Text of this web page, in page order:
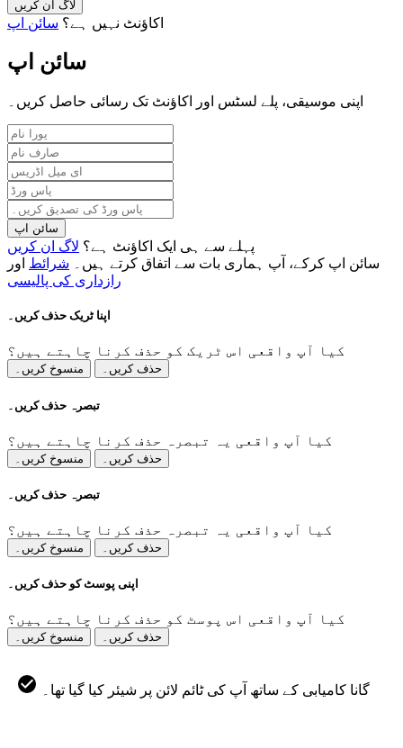
لاگ ان کریں
اکاؤنٹ نہیں ہے؟ سائن اپ
سائن اپ
اپنی موسیقی، پلے لسٹس اور اکاؤنٹ تک رسائی حاصل کریں۔
سائن اپ
پہلے سے ہی ایک اکاؤنٹ ہے؟ لاگ ان کریں
سائن اپ کرکے، آپ ہماری بات سے اتفاق کرتے ہیں۔
شرائط اور
رازداری کی پالیسی
اپنا ٹریک حذف کریں۔
کیا آپ واقعی اس ٹریک کو حذف کرنا چاہتے ہیں؟
منسوخ کریں۔ حذف کریں۔
تبصرہ حذف کریں۔
کیا آپ واقعی یہ تبصرہ حذف کرنا چاہتے ہیں؟
منسوخ کریں۔ حذف کریں۔
تبصرہ حذف کریں۔
کیا آپ واقعی یہ تبصرہ حذف کرنا چاہتے ہیں؟
منسوخ کریں۔ حذف کریں۔
اپنی پوسٹ کو حذف کریں۔
کیا آپ واقعی اس پوسٹ کو حذف کرنا چاہتے ہیں؟
منسوخ کریں۔ حذف کریں۔
گانا کامیابی کے ساتھ آپ کی ٹائم لائن پر شیئر کیا گیا تھا۔